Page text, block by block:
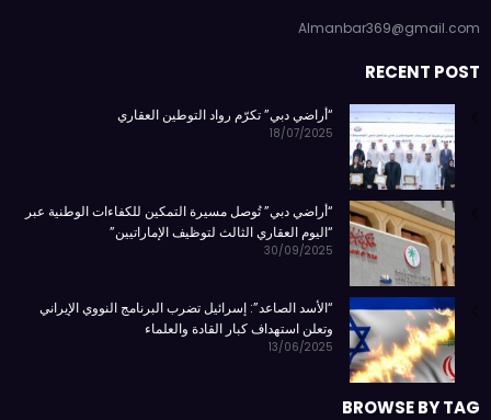
Almanbar369@gmail.com
RECENT POST
“أراضي دبي” تكرّم رواد التوطين العقاري
18/07/2025
“أراضي دبي” تُوصل مسيرة التمكين للكفاءات الوطنية عبر
“اليوم العقاري الثالث لتوظيف الإماراتيين”
30/09/2025
“الأسد الصاعد”: إسرائيل تضرب البرنامج النووي الإيراني
وتعلن استهداف كبار القادة والعلماء
13/06/2025
BROWSE BY TAG